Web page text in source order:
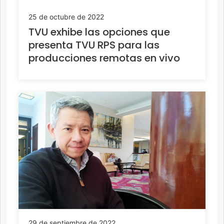
25 de octubre de 2022
TVU exhibe las opciones que
presenta TVU RPS para las
producciones remotas en vivo